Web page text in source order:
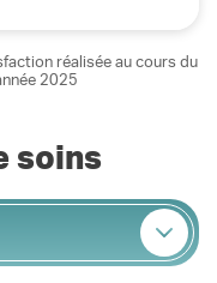
réalisée au cours du
2025
soins